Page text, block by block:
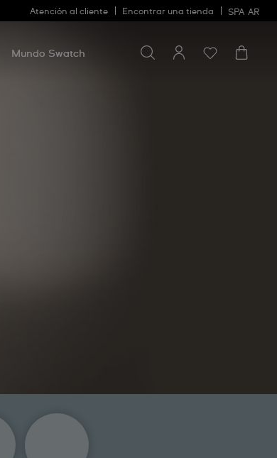
Atención al cliente Encontrar una tienda SPA AR
Mundo Swatch
algo